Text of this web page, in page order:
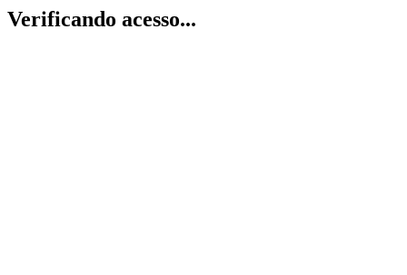
Verificando acesso...